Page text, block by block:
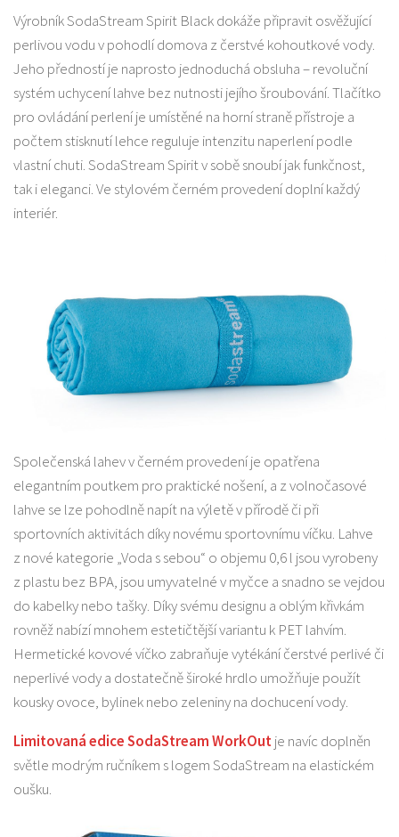
Výrobník SodaStream Spirit Black dokáže připravit osvěžující
perlivou vodu v pohodlí domova z čerstvé kohoutkové vody.
Jeho předností je naprosto jednoduchá obsluha – revoluční
systém uchycení lahve bez nutnosti jejího šroubování. Tlačítko
pro ovládání perlení je umístěné na horní straně přístroje a
počtem stisknutí lehce reguluje intenzitu naperlení podle
vlastní chuti. SodaStream Spirit v sobě snoubí jak funkčnost,
tak i eleganci. Ve stylovém černém provedení doplní každý
interiér.
Společenská lahev v černém provedení je opatřena
elegantním poutkem pro praktické nošení, a z volnočasové
lahve se lze pohodlně napít na výletě v přírodě či při
sportovních aktivitách díky novému sportovnímu víčku. Lahve
z nové kategorie „Voda s sebou“ o objemu 0,6 l jsou vyrobeny
z plastu bez BPA, jsou umyvatelné v myčce a snadno se vejdou
do kabelky nebo tašky. Díky svému designu a oblým křivkám
rovněž nabízí mnohem estetičtější variantu k PET lahvím.
Hermetické kovové víčko zabraňuje vytékání čerstvé perlivé či
neperlivé vody a dostatečně široké hrdlo umožňuje použít
kousky ovoce, bylinek nebo zeleniny na dochucení vody.
Limitovaná edice SodaStream WorkOutje navíc doplněn
světle modrým ručníkem s logem SodaStream na elastickém
oušku.